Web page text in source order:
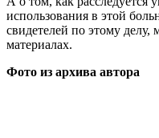
использования в этой
свидетелей по этому
материалах.
Фото из архива автора